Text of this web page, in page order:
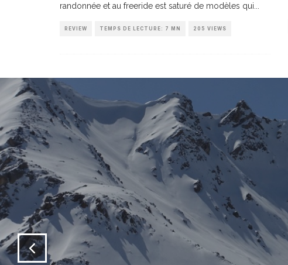
randonnée et au freeride est saturé de modèles qui
REVIEW TEMPS DE LECTURE: 7 MN 205 VIEWS